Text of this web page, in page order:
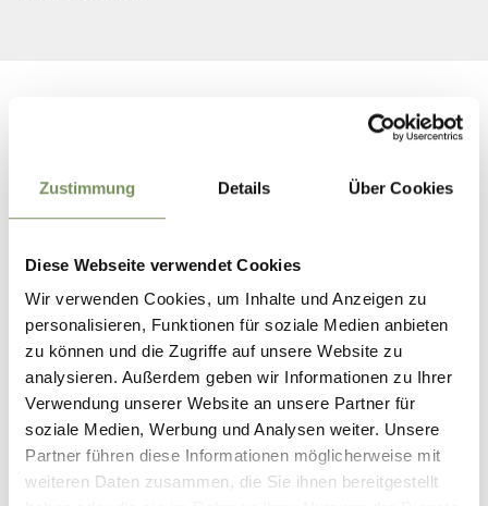
Zustimmung Details Über Cookies
Diese Webseite verwendet Cookies
Wir verwenden Cookies, um Inhalte und Anzeigen zu
personalisieren, Funktionen für soziale Medien anbieten
zu können und die Zugriffe auf unsere Website zu
analysieren. Außerdem geben wir Informationen zu Ihrer
Verwendung unserer Website an unsere Partner für
soziale Medien, Werbung und Analysen weiter. Unsere
Partner führen diese Informationen möglicherweise mit
weiteren Daten zusammen, die Sie ihnen bereitgestellt
MONDI DELL'ACQUA